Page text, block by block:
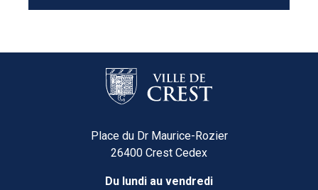
Place du Dr Maurice-Rozier
26400 Crest Cedex
Du lundi au vendredi